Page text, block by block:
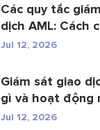
Các quy tắc
dịch AML: Cách
phát hi�...
Jul 12, 2026
Giám sát giao
gì và hoạt động
n...
Jul 12, 2026